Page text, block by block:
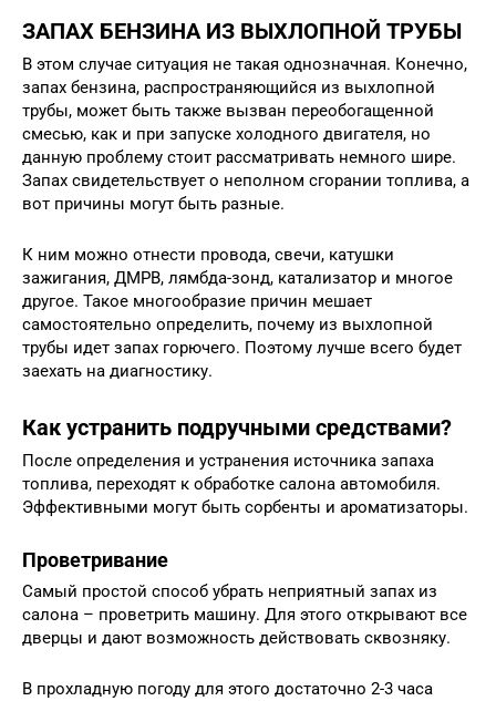
ЗАПАХ БЕНЗИНА ИЗ ВЫХЛОПНОЙ ТРУБЫ
В этом случае ситуация не такая однозначная. Конечно,
запах бензина, распространяющийся из выхлопной
трубы, может быть также вызван переобогащенной
смесью, как и при запуске холодного двигателя, но
данную проблему стоит рассматривать немного шире.
Запах свидетельствует о неполном сгорании топлива, а
вот причины могут быть разные.
К ним можно отнести провода, свечи, катушки
зажигания, ДМРВ, лямбда-зонд, катализатор и многое
другое. Такое многообразие причин мешает
самостоятельно определить, почему из выхлопной
трубы идет запах горючего. Поэтому лучше всего будет
заехать на диагностику.
Как устранить подручными средствами?
После определения и устранения источника запаха
топлива, переходят к обработке салона автомобиля.
Эффективными могут быть сорбенты и ароматизаторы.
Проветривание
Самый простой способ убрать неприятный запах из
салона – проветрить машину. Для этого открывают все
дверцы и дают возможность действовать сквозняку.
В прохладную погоду для этого достаточно 2-3 часа